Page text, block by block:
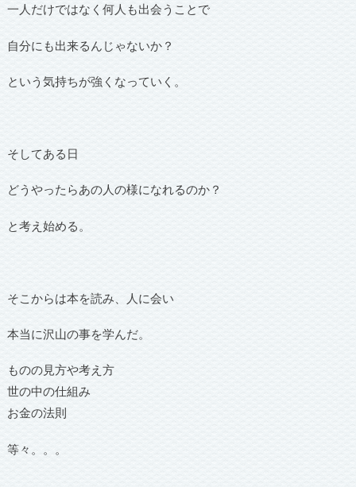
一人だけではなく何人も出会うことで
自分にも出来るんじゃないか？
という気持ちが強くなっていく。
そしてある日
どうやったらあの人の様になれるのか？
と考え始める。
そこからは本を読み、人に会い
本当に沢山の事を学んだ。
ものの見方や考え方
世の中の仕組み
お金の法則
等々。。。